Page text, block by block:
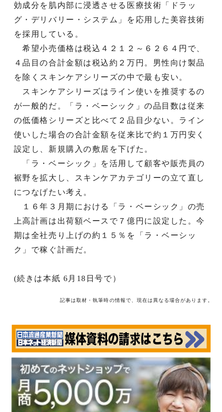
効成分を肌内部に浸透させる医療技術「ドラッ
グ・デリバリー・システム」を応用した美容技術
を採用している。
希望小売価格は税込４２１２～６２６４円で、
４品目の合計金額は税込約２万円。男性向け製品
を除くスキンケアシリーズの中で最も安い。
スキンケアシリーズはライン使いを推奨するの
が一般的だ。「ラ・ベーシック」の品目数は従来
の低価格シリーズと比べて２品目少ない。ライン
使いした場合の合計金額を従来比で約１万円安く
設定し、新規購入の敷居を下げた。
「ラ・ベーシック」を活用して顧客や販売員の
裾野を拡大し、スキンケアカテゴリーの立て直し
につなげたい考え。
１６年３月期における「ラ・ベーシック」の売
上高計画は出荷額ベースで７億円に設定した。今
期は全社売り上げの約１５％を「ラ・ベーシッ
ク」で稼ぐ計画だ。
(続きは本紙 6月18日号で）
記事は取材・執筆時の情報で、現在は異なる場合があります。